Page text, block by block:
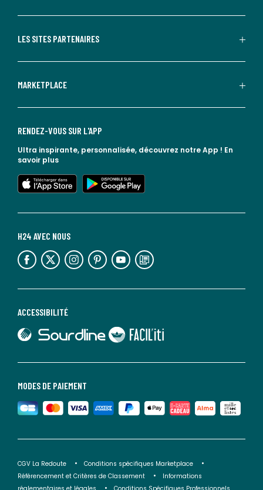
LES SITES PARTENAIRES
MARKETPLACE
MODES DE PAIEMENT
ACCESSIBILITÉ
lien vers Faciliti
H24 AVEC NOUS
lien vers l'espace réseaux sociaux lien vers l'espace réseaux sociaux lien vers l'espace réseaux sociaux lien vers l'espace réseaux sociaux lien vers l'espace réseaux sociaux lien vers le blog la redoute
RENDEZ-VOUS SUR L'APP
Ultra inspirante, personnalisée, découvrez notre App ! En
savoir plus
lien vers l'app store
lien vers google play
CGV La Redoute
Conditions spécifiques Marketplace
Référencement et Critères de Classement
Informations